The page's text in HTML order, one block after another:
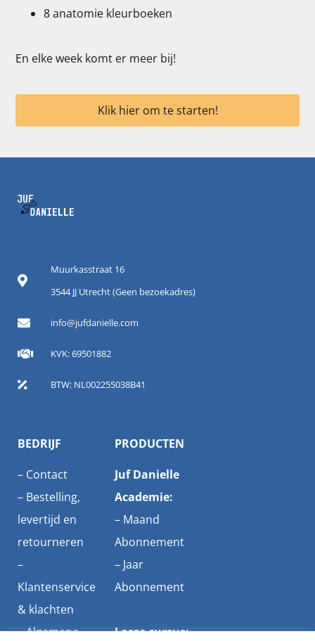
8 anatomie kleurboeken
En elke week komt er meer bij!
Klik hier om te starten!
Muurkasstraat 16
3544 JJ Utrecht (Geen bezoekadres)
info@jufdanielle.com
KVK: 69501882
BTW: NL002255038B41
BEDRIJF
– Contact
– Bestelling,
levertijd en
retourneren
–
Klantenservice
& klachten
–Algemene
PRODUCTEN
Juf Danielle
Academie:
– Maand
Abonnement
– Jaar
Abonnement
Losse cursus: